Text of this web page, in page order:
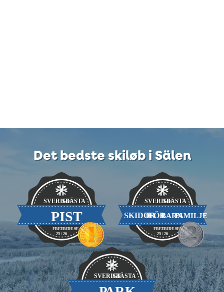
Det bedste skiløb i Sälen